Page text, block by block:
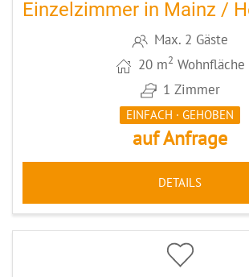
Einzelzimmer in Mainz /
Max. 2 Gäste
20 m2 Wohnfläche
1 Zimmer
EINFACH · GEHOBEN
auf Anfrage
DETAILS
5